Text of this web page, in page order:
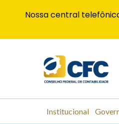
Institucional
Nossa central